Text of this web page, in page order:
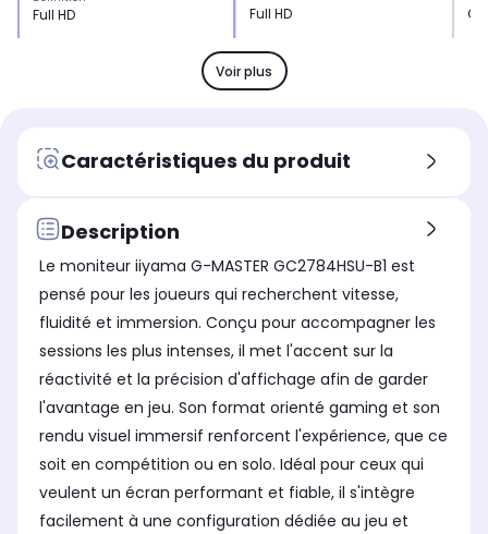
Full HD
Temps de réponse
0,6 ms
-
Ecran inclinable
Oui
1920 x 1080 pixels
Full HD : Constitue le
standard actuel pour
travailler confortablement
au quotidien et jouer de
manière fluide sans
configuration matérielle
exigeante.
Full HD
Type de dalle
IPS
Temps de réponse
0,6 ms
Ecran inclinable
Oui
1920 x 1080 pixels
Full HD : Constitue le
standard actuel pour
travailler confortablement
au quotidien et jouer de
manière fluide sans
nécessiter une
configuration matérielle
exigeante.
Voir plus
Caractéristiques du produit
Description
Le moniteur iiyama G-MASTER GC2784HSU-B1 est
pensé pour les joueurs qui recherchent vitesse,
fluidité et immersion. Conçu pour accompagner les
sessions les plus intenses, il met l'accent sur la
réactivité et la précision d'affichage afin de garder
l'avantage en jeu. Son format orienté gaming et son
rendu visuel immersif renforcent l'expérience, que ce
soit en compétition ou en solo. Idéal pour ceux qui
veulent un écran performant et fiable, il s'intègre
facilement à une configuration dédiée au jeu et